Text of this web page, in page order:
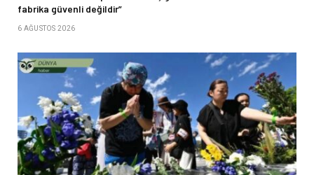
fabrika güvenli değildir”
6 AĞUSTOS 2026